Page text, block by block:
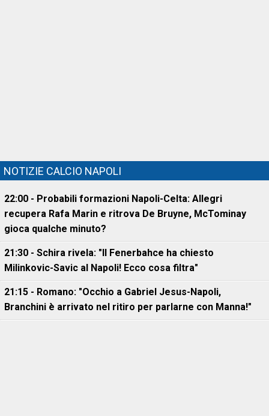
NOTIZIE CALCIO NAPOLI
22:00 - Probabili formazioni Napoli-Celta: Allegri
recupera Rafa Marin e ritrova De Bruyne, McTominay
gioca qualche minuto?
21:30 - Schira rivela: "Il Fenerbahce ha chiesto
Milinkovic-Savic al Napoli! Ecco cosa filtra"
21:15 - Romano: "Occhio a Gabriel Jesus-Napoli,
Branchini è arrivato nel ritiro per parlarne con Manna!"